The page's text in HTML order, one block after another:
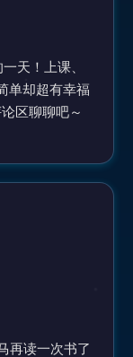
天！上课、
单却超有幸福
区聊聊吧～
再读一次书了